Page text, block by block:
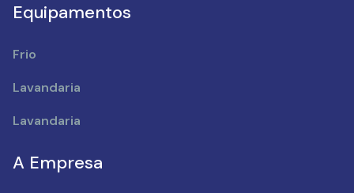
Equipamentos
Frio
Lavandaria
Lavandaria
A Empresa